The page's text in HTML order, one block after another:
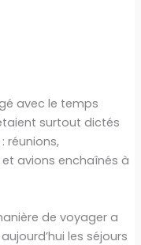
avec le temps
surtout dictés
réunions,
avions enchaînés à
de voyager a
les séjours